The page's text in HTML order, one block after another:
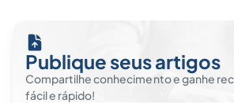
Publique seus artigos
Compartilhe conhecimento e ganhe
fácil e rápido!